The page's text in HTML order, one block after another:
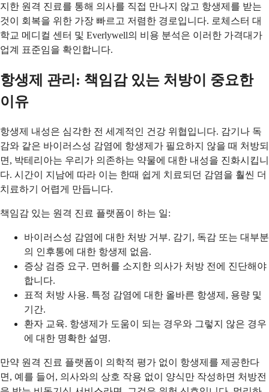
지한 원격 진료를 통해 의사를 직접 만나지 않고 항생제를 받는
것이 회복을 위한 가장 빠르고 저렴한 경로입니다. 로체스터 대
학교 메디컬 센터 및 Everlywell의 비용 분석은 이러한 가격대가
업계 표준임을 확인합니다.
항생제 관리: 책임감 있는 처방이 중요한
이유
항생제 내성은 심각한 전 세계적인 건강 위협입니다. 감기나 독
감와 같은 바이러스성 감염에 항생제가 필요하지 않을 때 처방되
면, 박테리아는 우리가 의존하는 약물에 대한 내성을 진화시킵니
다. 시간이 지남에 따라 이는 한때 쉽게 치료되던 감염을 훨씬 더
치료하기 어렵게 만듭니다.
책임감 있는 원격 진료 플랫폼이 하는 일:
바이러스성 감염에 대한 처방 거부. 감기, 독감 또는 대부분
의 인후통에 대한 항생제 없음.
증상 검증 요구. 면허를 소지한 의사가 처방 전에 진단해야
합니다.
표적 처방 사용. 특정 감염에 대한 올바른 항생제, 용량 및
기간.
환자 교육. 항생제가 도움이 되는 경우와 그렇지 않은 경우
에 대한 명확한 설명.
만약 원격 진료 플랫폼이 의학적 평가 없이 항생제를 제공한다
면, 예를 들어, 의사와의 상호 작용 없이 양식만 작성하면 처방전